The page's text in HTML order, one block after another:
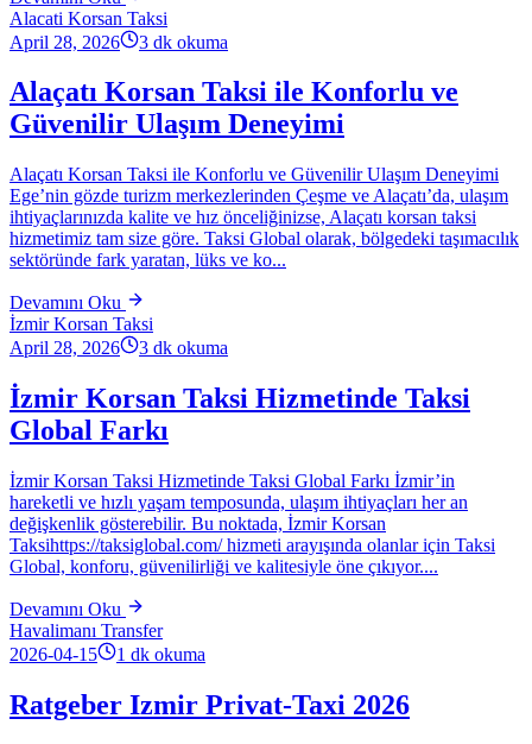
Alacati Korsan Taksi
April 28, 2026
3 dk okuma
Alaçatı Korsan Taksi ile Konforlu ve
Güvenilir Ulaşım Deneyimi
Alaçatı Korsan Taksi ile Konforlu ve Güvenilir Ulaşım Deneyimi
Ege’nin gözde turizm merkezlerinden Çeşme ve Alaçatı’da, ulaşım
ihtiyaçlarınızda kalite ve hız önceliğinizse, Alaçatı korsan taksi
hizmetimiz tam size göre. Taksi Global olarak, bölgedeki taşımacılık
sektöründe fark yaratan, lüks ve ko...
Devamını Oku
İzmir Korsan Taksi
April 28, 2026
3 dk okuma
İzmir Korsan Taksi Hizmetinde Taksi
Global Farkı
İzmir Korsan Taksi Hizmetinde Taksi Global Farkı İzmir’in
hareketli ve hızlı yaşam temposunda, ulaşım ihtiyaçları her an
değişkenlik gösterebilir. Bu noktada, İzmir Korsan
Taksihttps://taksiglobal.com/ hizmeti arayışında olanlar için Taksi
Global, konforu, güvenilirliği ve kalitesiyle öne çıkıyor....
Devamını Oku
Havalimanı Transfer
2026-04-15
1 dk okuma
Ratgeber Izmir Privat-Taxi 2026